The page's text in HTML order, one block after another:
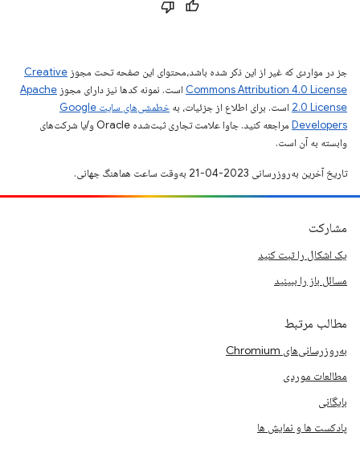
جز در مواردی که غیر از این ذکر شده باشد،‌محتوای این صفحه تحت مجوز Creative
Commons Attribution 4.0 License است. نمونه کدها نیز دارای مجوز Apache
2.0 License است. برای اطلاع از جزئیات، به
خطمشی‌های سایت Google
Developers‏
مراجعه کنید. جاوا علامت تجاری ثبت‌شده Oracle و/یا شرکت‌های
وابسته به آن است.
تاریخ آخرین به‌روزرسانی 2023-04-21 به‌وقت ساعت هماهنگ جهانی.
مشارکت
یک اشکال را ثبت کنید
مسائل باز را ببینید
مطالب مرتبط
به‌روزرسانی‌های Chromium
مطالعات موردی
بایگانی
پادکست ها و نمایش ها